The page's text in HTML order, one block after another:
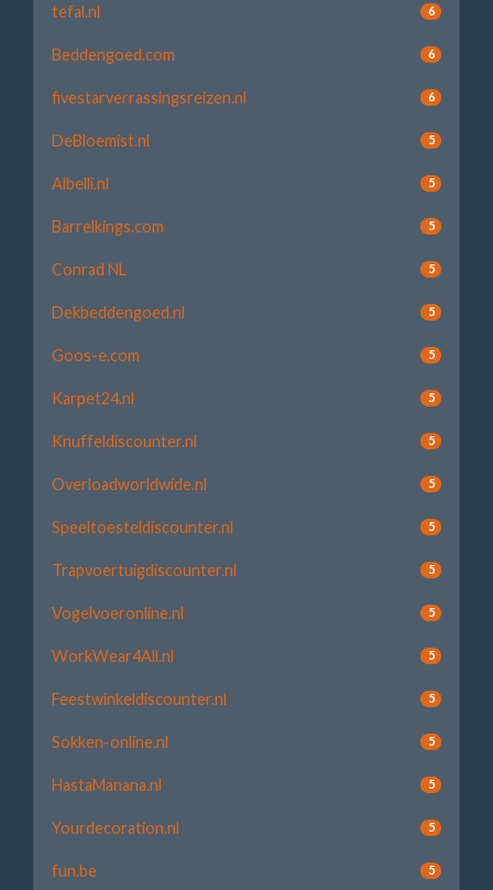
tefal.nl 6
Beddengoed.com 6
fivestarverrassingsreizen.nl 6
DeBloemist.nl 5
Albelli.nl 5
Barrelkings.com 5
Conrad NL 5
Dekbeddengoed.nl 5
Goos-e.com 5
Karpet24.nl 5
Knuffeldiscounter.nl 5
Overloadworldwide.nl 5
Speeltoesteldiscounter.nl 5
Trapvoertuigdiscounter.nl 5
Vogelvoeronline.nl 5
WorkWear4All.nl 5
Feestwinkeldiscounter.nl 5
Sokken-online.nl 5
HastaManana.nl 5
Yourdecoration.nl 5
fun.be 5